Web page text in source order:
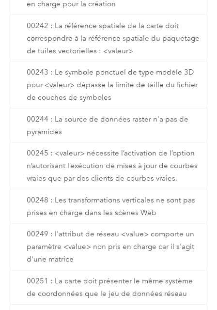
en charge pour la création
00242 : La référence spatiale de la carte doit
correspondre à la référence spatiale du paquetage
de tuiles vectorielles : <valeur>
00243 : Le symbole ponctuel de type modèle 3D
pour <valeur> dépasse la limite de taille du fichier
de couches de symboles
00244 : La source de données raster n'a pas de
pyramides
00245 : <valeur> nécessite l’activation de l’option
n’autorisant l’exécution de mises à jour de courbes
vraies que par des clients de courbes vraies.
00248 : Les transformations verticales ne sont pas
prises en charge dans les scènes Web
00249 : l'attribut de réseau <value> comporte un
paramètre <value> non pris en charge car il s'agit
d'une matrice
00251 : La carte doit présenter le même système
de coordonnées que le jeu de données réseau